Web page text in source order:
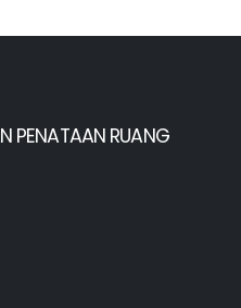
PENATAAN RUANG